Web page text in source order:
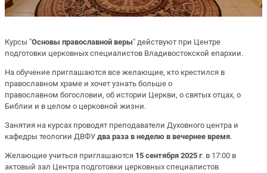
Курсы "Основы православной веры" действуют при Центре
подготовки церковных специалистов Владивостокской епархии.
На обучение приглашаются все желающие, кто крестился в
православном храме и хочет узнать больше о
православном богословии, об истории Церкви, о святых отцах, о
Библии и в целом о церковной жизни.
Занятия на курсах проводят преподаватели Духовного центра и
кафедры теологии ДВФУ два раза в неделю в вечернее время.
Желающие учиться приглашаются 15 сентября 2025 г. в 17:00 в
актовый зал Центра подготовки церковных специалистов